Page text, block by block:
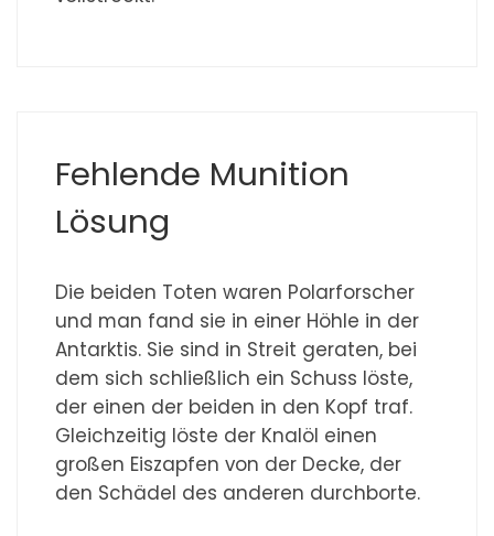
Fehlende Munition
Lösung
Die beiden Toten waren Polarforscher
und man fand sie in einer Höhle in der
Antarktis. Sie sind in Streit geraten, bei
dem sich schließlich ein Schuss löste,
der einen der beiden in den Kopf traf.
Gleichzeitig löste der Knalöl einen
großen Eiszapfen von der Decke, der
den Schädel des anderen durchborte.